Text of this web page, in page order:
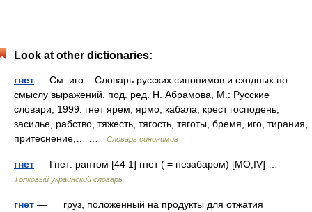
Look at other dictionaries:
гнет — См. иго... Словарь русских синонимов и сходных по
смыслу выражений. под. ред. Н. Абрамова, М.: Русские
словари, 1999. гнет ярем, ярмо, кабала, крест господень,
засилье, рабство, тяжесть, тягость, тяготы, бремя, иго, тирания,
притеснение,… …
Словарь синонимов
гнет — Гнет: раптом [44 1] гнет ( = незабаром) [MО,IV] …
Толковый украинский словарь
гнет — груз, положенный на продукты для отжатия